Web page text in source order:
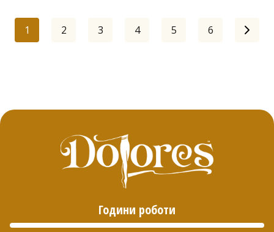
Параметри
можна
Параметри
1 2 3 4 5 6
Години роботи